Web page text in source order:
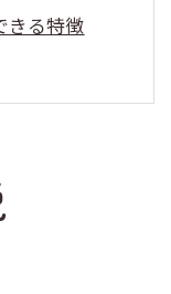
きる特徴
とは
イント
は